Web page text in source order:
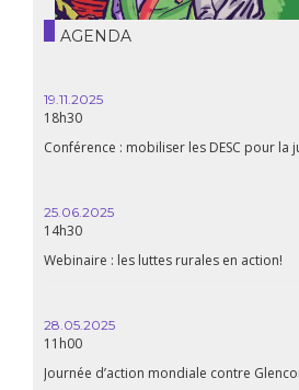
AGENDA
nous!
20h00
Première du biopic « Fanon »
WEBINAIRE: Luttes rurales en action.
alimentaires justes et durables!
18h30
Les multinationales au coeur d’un
Quels enjeux pour leur régulation ?